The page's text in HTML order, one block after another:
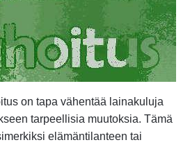
on tapa vähentää lainakuluja
tarpeellisia muutoksia. Tämä
elämäntilanteen tai